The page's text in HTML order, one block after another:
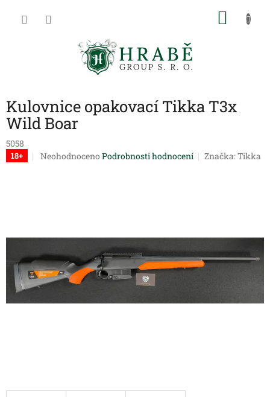
Kulovnice opakovací Tikka T3x
Wild Boar
5058
18+
Průměrné
hvězdiček.
Neohodnoceno Podrobnosti hodnocení Značka:Tikka